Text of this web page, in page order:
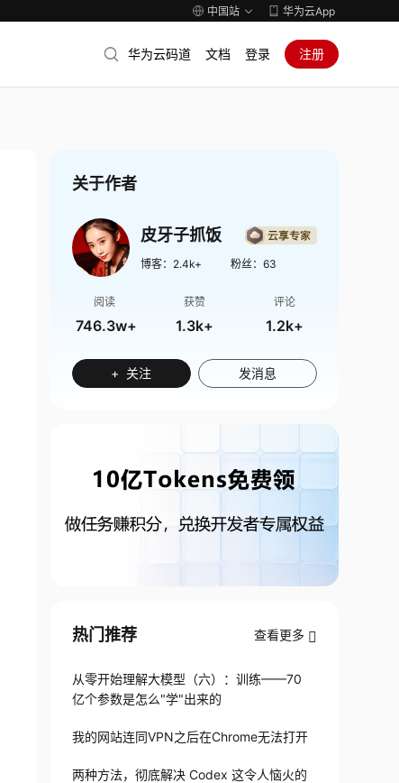
中国站 华为云App
华为云码道 文档 登录 注册
关于作者
皮牙子抓饭
博客： 2.4k+ 粉丝： 63
阅读
746.3w+
获赞
1.3k+
评论
1.2k+
+ 关注 发消息
热门推荐 查看更多
从零开始理解大模型（六）：训练——70
亿个参数是怎么"学"出来的
我的网站连同VPN之后在Chrome无法打开
两种方法，彻底解决 Codex 这令人恼火的